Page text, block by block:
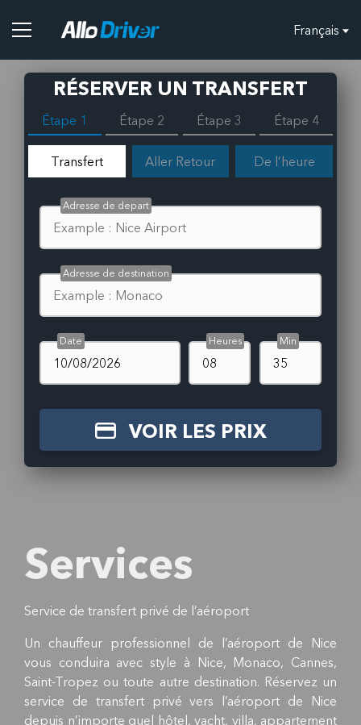
Français
RÉSERVER UN TRANSFERT
Étape 1 Étape 2 Étape 3 Étape 4
Transfert Aller Retour De l’heure
Adresse de depart
Adresse de destination
Date Heures Min
VOIR LES PRIX
Services
Service de transfert privé de l’aéroport
Un chauffeur professionnel de l’aéroport de Nice
vous conduira avec style à Nice, Monaco, Cannes,
Saint-Tropez ou toute autre destination. Réservez un
service de transfert privé vers l’aéroport de Nice
depuis n’importe quel hôtel, yacht, villa, appartement